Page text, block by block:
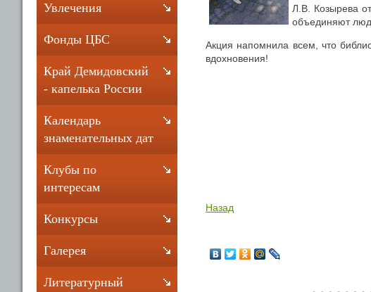
Л.В. Козырева
объединяют
Акция напомнила всем, что
вдохновения!
Назад
Увлечения
Фонды ЦБС
Край Демидовский
- капелька России
Календарь
знаменательных дат
Клубы по
интересам
Конкурсы
Галерея
Литературный